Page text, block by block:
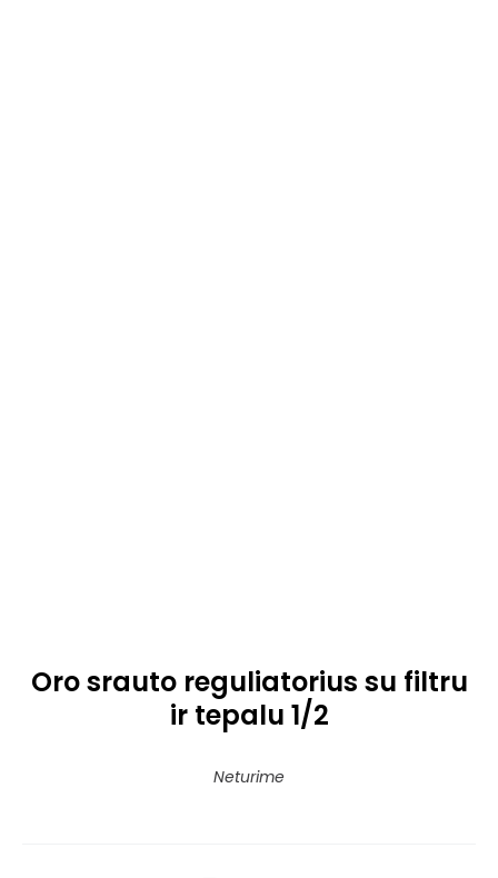
Oro srauto reguliatorius su filtru
ir tepalu 1/2
Neturime